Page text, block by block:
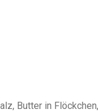
Butter in